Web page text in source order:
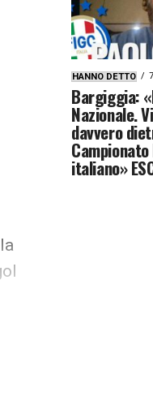
HANNO DETTO
Bargiggia:
Nazionale.
davvero
italiano»